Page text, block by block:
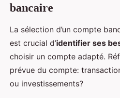
bancaire
La sélection d’un compte
est crucial d’identifier ses
choisir un compte adapté.
prévue du compte:
ou investissements?